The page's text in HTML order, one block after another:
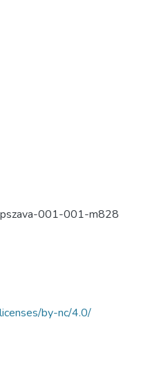
001-001-m828
by-nc/4.0/